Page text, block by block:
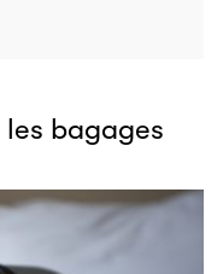
les bagages